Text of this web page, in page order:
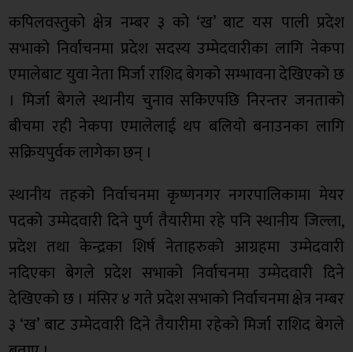
कपिलवस्तुको क्षेत्र नम्बर ३ को ‘ख’ बाट यस पाली प्रदेश
सभाको निर्वाचनमा प्रदेश सदस्य उम्मेदवारीका लागि नेकपा
एमालेबाट युवा नेता मिर्जा राशिद बेगको सम्भावना देखिएको छ
। मिर्जा बेगले स्थानीय चुनाव सकिएपछि निरन्तर जनताको
बीचमा रही नेकपा एमालेलाई थप बलियो बनाउनका लागि
सक्रियपुर्वक लागेका छन् ।
स्थानीय तहको निर्वाचनमा कृष्णनगर नगरपालिकामा मेयर
पदको उम्मेदवारी दिने पुर्ण तैयारीमा रहे पनि स्थानीय जिल्ला,
प्रदेश तथा केन्द्रका शिर्ष नेताहरुको आग्रहमा उम्मेदवारी
नदिएका बेगले प्रदेश सभाको निर्वाचनमा उम्मेदवारी दिने
देखिएको छ । मंसिर ४ गते प्रदेश सभाको निर्वाचनमा क्षेत्र नम्बर
३ ‘ख’ बाट उम्मेदवारी दिने तैयारीमा रहेको मिर्जा राशिद बेगले